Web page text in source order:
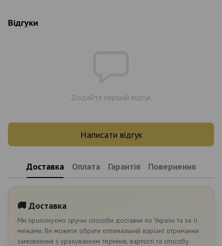
Відгуки
Додайте перший відгук
Написати відгук
Доставка Оплата Гарантія Повернення
🚚 Доставка
Ми пропонуємо зручні способи доставки по Україні та за її
межами. Ви можете обрати оптимальний варіант отримання
замовлення з урахуванням термінів, вартості та способу